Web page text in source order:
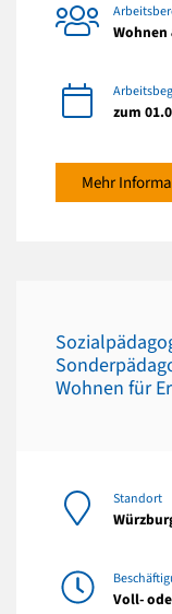
Wohnen
zum
Mehr
Wohnen für
Standort
Voll-